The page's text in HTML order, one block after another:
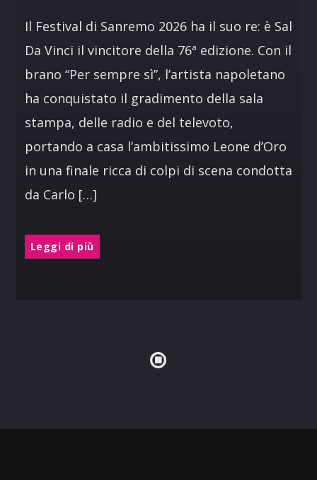
Il Festival di Sanremo 2026 ha il suo re: è Sal
Da Vinci il vincitore della 76ª edizione. Con il
brano “Per sempre sì”, l’artista napoletano
ha conquistato il gradimento della sala
stampa, delle radio e del televoto,
portando a casa l’ambitissimo Leone d’Oro
in una finale ricca di colpi di scena condotta
da Carlo […]
Leggi di più